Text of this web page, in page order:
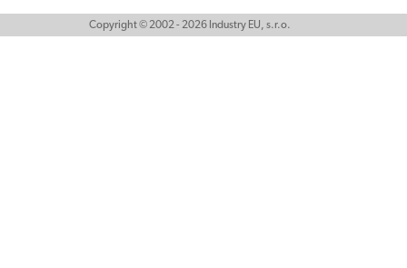
Copyright © 2002 - 2026 Industry EU, s.r.o.